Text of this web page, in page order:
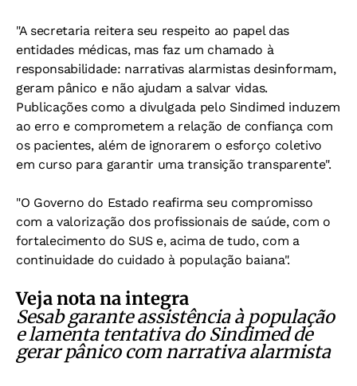
"A secretaria reitera seu respeito ao papel das
entidades médicas, mas faz um chamado à
responsabilidade: narrativas alarmistas desinformam,
geram pânico e não ajudam a salvar vidas.
Publicações como a divulgada pelo Sindimed induzem
ao erro e comprometem a relação de confiança com
os pacientes, além de ignorarem o esforço coletivo
em curso para garantir uma transição transparente".
"O Governo do Estado reafirma seu compromisso
com a valorização dos profissionais de saúde, com o
fortalecimento do SUS e, acima de tudo, com a
continuidade do cuidado à população baiana".
Veja nota na integra
Sesab garante assistência à população
e lamenta tentativa do Sindimed de
gerar pânico com narrativa alarmista